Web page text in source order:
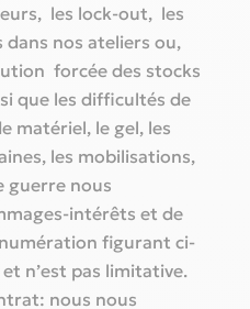
les lock-out, les
dans nos ateliers ou,
forcée des stocks
que les difficultés de
matériel, le gel, les
les mobilisations,
guerre nous
intérêts et de
figurant ci-
n’est pas limitative.
nous nous